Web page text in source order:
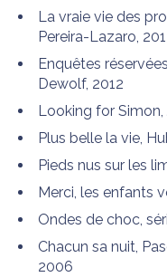
La vraie vie des
Pereira-Lazaro,
Enquêtes
Dewolf, 2012
Looking for Simon,
Plus belle la vie,
Pieds nus sur les
Merci, les enfants
Ondes de choc,
Chacun sa nuit,
2006